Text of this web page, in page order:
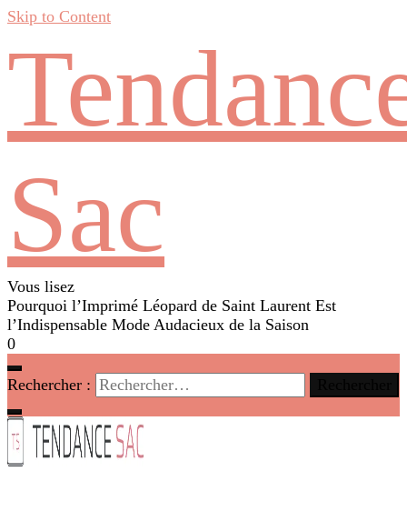
Skip to Content
Sac
Vous lisez
Pourquoi l’Imprimé Léopard de Saint Laurent Est
l’Indispensable Mode Audacieux de la Saison
0
Rechercher :